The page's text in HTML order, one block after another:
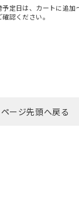
定日は、カートに追加
認ください。
ページ先頭へ戻る